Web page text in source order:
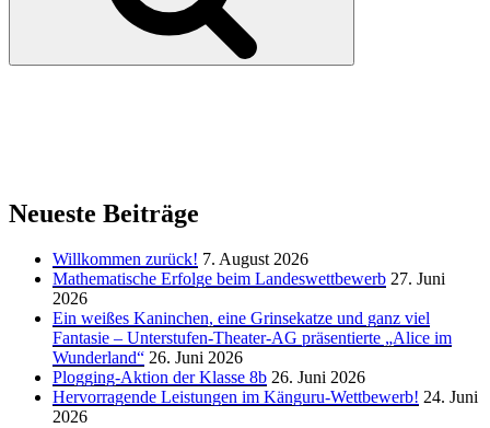
Neueste Beiträge
Willkommen zurück! 7. August 2026
Mathematische Erfolge beim Landeswettbewerb 27. Juni
2026
Ein weißes Kaninchen, eine Grinsekatze und ganz viel
Fantasie – Unterstufen-Theater-AG präsentierte „Alice im
Wunderland“ 26. Juni 2026
Plogging-Aktion der Klasse 8b 26. Juni 2026
Hervorragende Leistungen im Känguru-Wettbewerb! 24. Juni
2026